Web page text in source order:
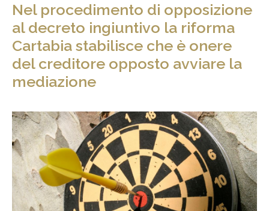
Nel procedimento di opposizione
al decreto ingiuntivo la riforma
Cartabia stabilisce che è onere
del creditore opposto avviare la
mediazione